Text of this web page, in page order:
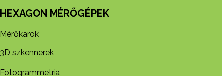
HEXAGON MÉRŐGÉPEK
Mérőkarok
3D szkennerek
Fotogrammetria